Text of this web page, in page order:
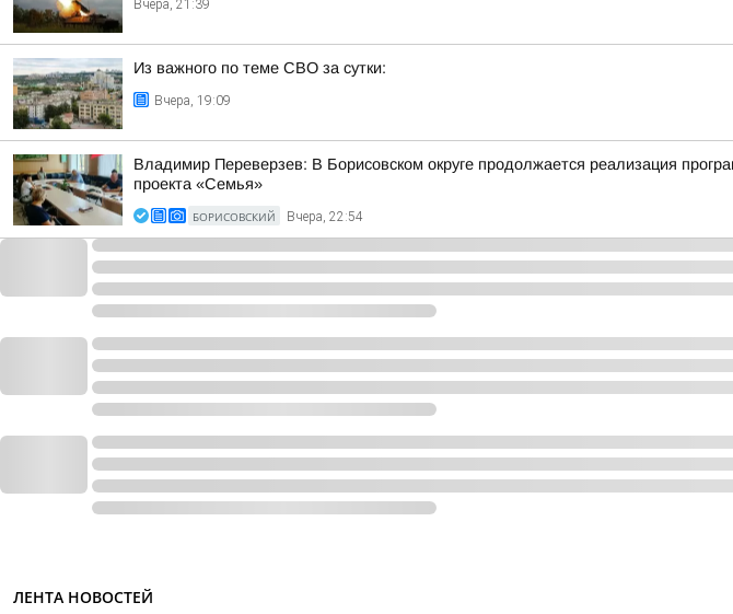
Вчера, 21:39
Из важного по теме СВО за сутки:
Вчера, 19:09
Владимир Переверзев: В Борисовском округе продолжается реализация
проекта «Семья»
БОРИСОВСКИЙ Вчера, 22:54
ЛЕНТА НОВОСТЕЙ